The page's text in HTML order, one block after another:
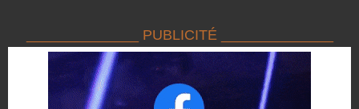
______________ PUBLICITÉ ______________